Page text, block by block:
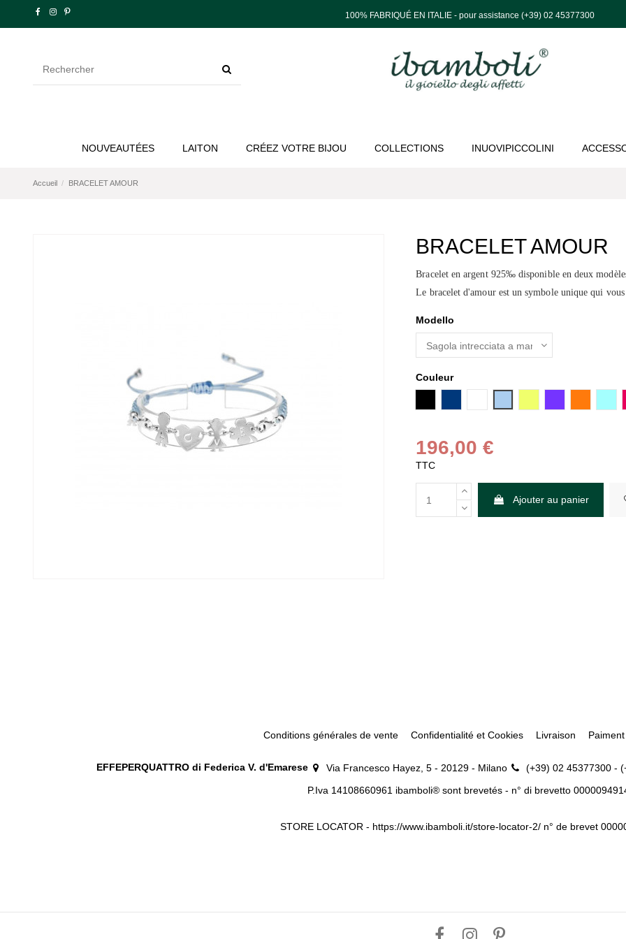
100% FABRIQUÉ EN ITALIE - pour assistance (+39) 02 45377300
NOUVEAUTÉES LAITON CRÉEZ VOTRE BIJOU COLLECTIONS INUOVIPICCOLINI
Accueil BRACELET AMOUR
BRACELET AMOUR
Bracelet en argent 925‰ disponible en deux
Le bracelet d'amour est un symbole unique qui
Modello
Couleur
196,00 €
TTC
Ajouter au panier
Conditions générales de vente Confidentialité et Cookies Livraison
EFFEPERQUATTRO di Federica V. d'Emarese Via Francesco Hayez, 5 - 20129 - Milano (+39) 02 45377300 -
P.Iva 14108660961 ibamboli® sont brevetés - n° di brevetto
STORE LOCATOR - https://www.ibamboli.it/store-locator-2/ n° de brevet